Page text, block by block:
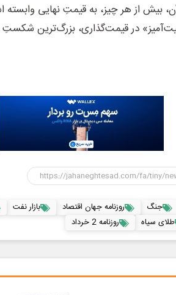
بیش از هر چیز، به قیمتِ نهایی وابسته
در قیمت‌گذاری، بزرگ‌ترین شکستِ
جنگ روزنامه جهان اقتصاد بازار نفت
طلای سیاه روزنامه 2 خرداد